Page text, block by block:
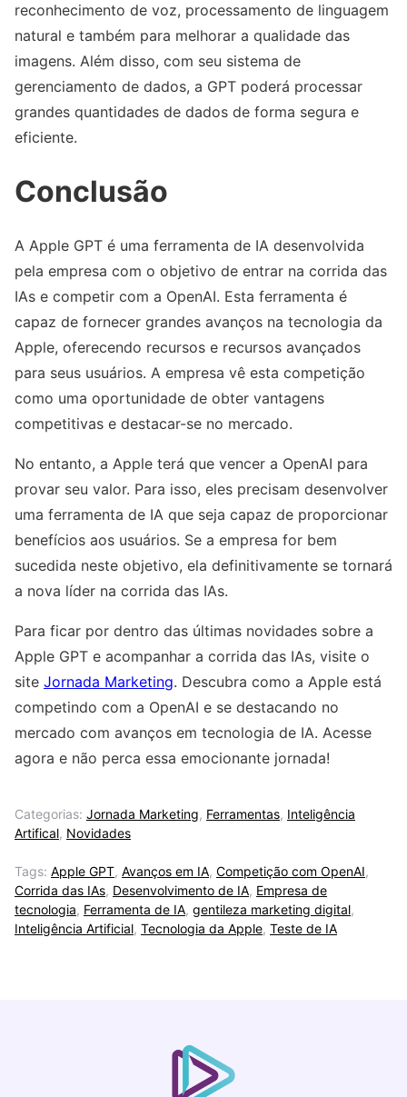
reconhecimento de voz, processamento de linguagem
natural e também para melhorar a qualidade das
imagens. Além disso, com seu sistema de
gerenciamento de dados, a GPT poderá processar
grandes quantidades de dados de forma segura e
eficiente.
Conclusão
A Apple GPT é uma ferramenta de IA desenvolvida
pela empresa com o objetivo de entrar na corrida das
IAs e competir com a OpenAI. Esta ferramenta é
capaz de fornecer grandes avanços na tecnologia da
Apple, oferecendo recursos e recursos avançados
para seus usuários. A empresa vê esta competição
como uma oportunidade de obter vantagens
competitivas e destacar-se no mercado.
No entanto, a Apple terá que vencer a OpenAI para
provar seu valor. Para isso, eles precisam desenvolver
uma ferramenta de IA que seja capaz de proporcionar
benefícios aos usuários. Se a empresa for bem
sucedida neste objetivo, ela definitivamente se tornará
a nova líder na corrida das IAs.
Para ficar por dentro das últimas novidades sobre a
Apple GPT e acompanhar a corrida das IAs, visite o
site Jornada Marketing. Descubra como a Apple está
competindo com a OpenAI e se destacando no
mercado com avanços em tecnologia de IA. Acesse
agora e não perca essa emocionante jornada!
Categorias: Jornada Marketing, Ferramentas, Inteligência
Artifical, Novidades
Tags: Apple GPT, Avanços em IA, Competição com OpenAI,
Corrida das IAs, Desenvolvimento de IA, Empresa de
tecnologia, Ferramenta de IA, gentileza marketing digital,
Inteligência Artificial, Tecnologia da Apple, Teste de IA